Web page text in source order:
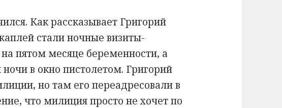
Как рассказывает Григорий
стали ночные визиты-
пятом месяце беременности, а
в окно пистолетом. Григорий
но там его переадресовали в
что милиция просто не хочет по